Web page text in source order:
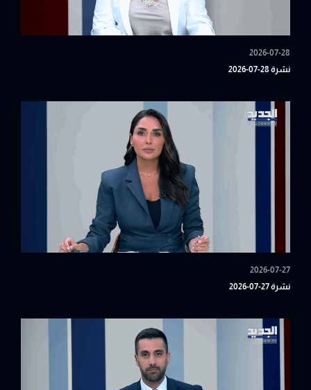
2026-07-28
نشرة 28-07-2026
2026-07-27
نشرة 27-07-2026